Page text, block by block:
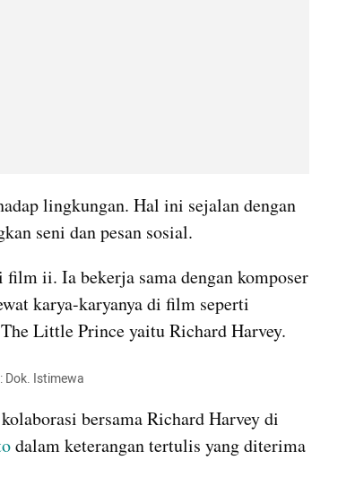
lingkungan. Hal ini sejalan dengan
seni dan pesan sosial.
ii. Ia bekerja sama dengan komposer
karya-karyanya di film seperti
Little Prince yaitu Richard Harvey.
Dok. Istimewa
bersama Richard Harvey di